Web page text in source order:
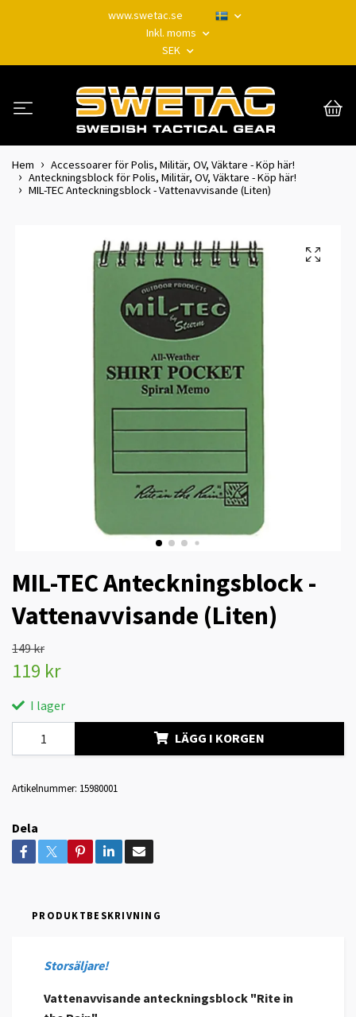
www.swetac.se
Inkl. moms
SEK
Hem
Accessoarer för Polis, Militär, OV, Väktare - Köp här!
Anteckningsblock för Polis, Militär, OV, Väktare - Köp här!
MIL-TEC Anteckningsblock - Vattenavvisande (Liten)
MIL-TEC Anteckningsblock -
Vattenavvisande (Liten)
149 kr
119 kr
I lager
LÄGG I KORGEN
Artikelnummer: 15980001
Dela
PRODUKTBESKRIVNING
Storsäljare!
Vattenavvisande anteckningsblock "Rite in